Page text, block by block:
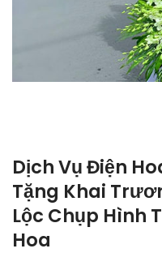
Dịch Vụ Điện
Tặng Khai
Lộc Chụp Hình
Hoa